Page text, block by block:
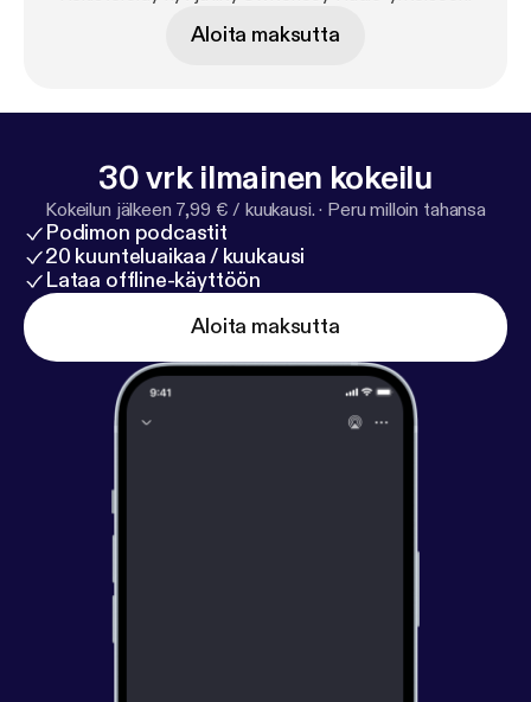
Aloita maksutta
30 vrk ilmainen kokeilu
Kokeilun jälkeen 7,99 € / kuukausi. · Peru milloin tahansa
Podimon podcastit
20 kuunteluaikaa / kuukausi
Lataa offline-käyttöön
Aloita maksutta